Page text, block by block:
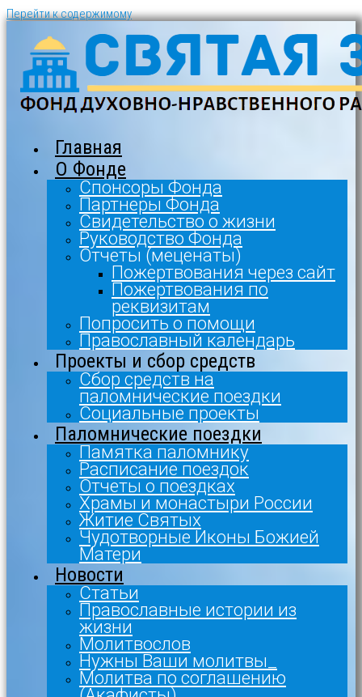
Перейти к содержимому
Главная
О Фонде
Спонсоры Фонда
Партнеры Фонда
Свидетельство о жизни
Руководство Фонда
Отчеты (меценаты)
Пожертвования через сайт
Пожертвования по
реквизитам
Попросить о помощи
Православный календарь
Проекты и сбор средств
Сбор средств на
паломнические поездки
Социальные проекты
Паломнические поездки
Памятка паломнику
Расписание поездок
Отчеты о поездках
Храмы и монастыри России
Житие Святых
Чудотворные Иконы Божией
Матери
Новости
Статьи
Православные истории из
жизни
Молитвослов
Нужны Ваши молитвы_
Молитва по соглашению